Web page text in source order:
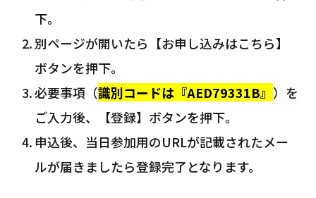
下。
別ページが開いたら【お申し込みはこちら】
ボタンを押下。
必要事項（識別コードは『AED79331B』 ）を
ご入力後、【登録】ボタンを押下。
申込後、当日参加用のURLが記載されたメー
ルが届きましたら登録完了となります。